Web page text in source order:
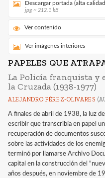
Descargar portada (alta
jpg ~ 212.1 kB
Ver contenido
Ver imágenes interiores
PAPELES QUE
La Policía franquista y
la Cruzada (1938-1977)
ALEJANDRO PÉREZ-OLIVARES
A finales de abril de 1938, la luz
escribir que transcribía en papel
recuperación de documentos
sobre las actividades de los
terminó por llamarse Archivo
capital en la construcción del
años después, en noviembre de